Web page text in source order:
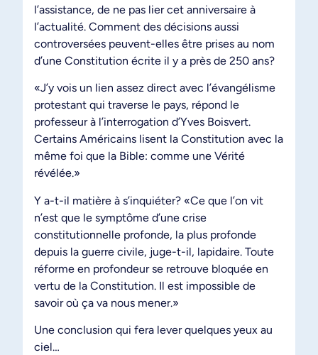
l’assistance, de ne pas lier cet anniversaire à
l’actualité. Comment des décisions aussi
controversées peuvent-elles être prises au nom
d’une Constitution écrite il y a près de 250 ans?
«J’y vois un lien assez direct avec l’évangélisme
protestant qui traverse le pays, répond le
professeur à l’interrogation d’Yves Boisvert.
Certains Américains lisent la Constitution avec la
même foi que la Bible: comme une Vérité
révélée.»
Y a-t-il matière à s’inquiéter? «Ce que l’on vit
n’est que le symptôme d’une crise
constitutionnelle profonde, la plus profonde
depuis la guerre civile, juge-t-il, lapidaire. Toute
réforme en profondeur se retrouve bloquée en
vertu de la Constitution. Il est impossible de
savoir où ça va nous mener.»
Une conclusion qui fera lever quelques yeux au
ciel…